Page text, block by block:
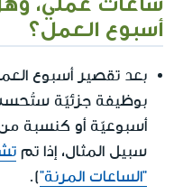
أسبوع العمل؟
بعد تقصير أسبوع
سبيل المثال، إذا تم
"الساعات المرنة").